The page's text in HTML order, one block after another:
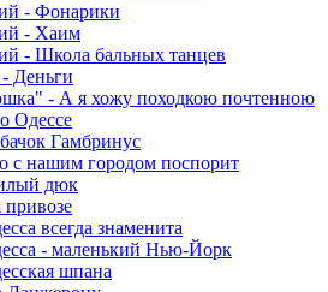
- Фонарики
- Хаим
- Школа бальных танцев
Деньги
- А я хожу походкою почтенною
Одессе
Гамбринус
с нашим городом поспорит
дюк
всегда знаменита
- маленький Нью-Йорк
шпана